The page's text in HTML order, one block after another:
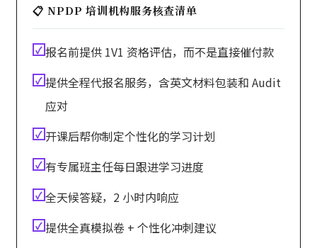
📋 NPDP 培训机构服务核查清单
✓ 报名前提供 1V1 资格评估，而不是直接催付款
✓ 提供全程代报名服务，含英文材料包装和 Audit
应对
✓ 开课后帮你制定个性化的学习计划
✓ 有专属班主任每日跟进学习进度
✓ 全天候答疑，2 小时内响应
✓ 提供全真模拟卷 + 个性化冲刺建议